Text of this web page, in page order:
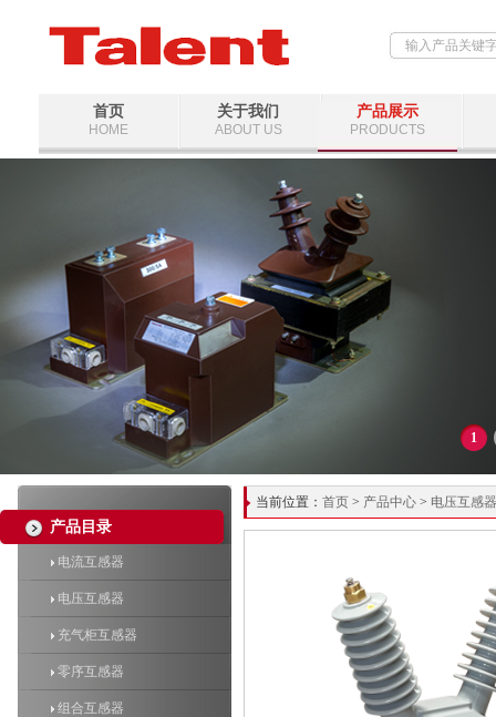
首页
HOME
关于我们
ABOUT US
产品展示
PRODUCTS
1
产品目录
电流互感器
电压互感器
充气柜互感器
零序互感器
组合互感器
当前位置： 首页 > 产品中心 > 电压互感器